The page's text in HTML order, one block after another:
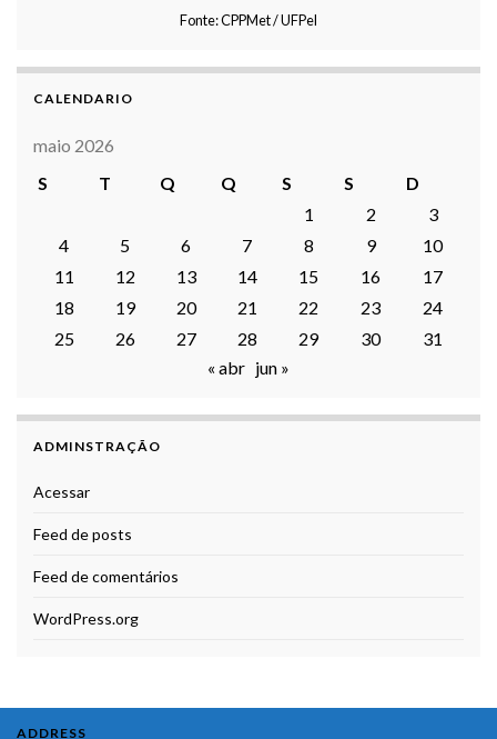
Fonte: CPPMet / UFPel
CALENDARIO
maio 2026
S
T Q Q S S
D
1
2
3
4
5 6 7 8 9
10
11
12 13 14 15 16
17
18
19 20 21 22 23
24
25
26 27 28 29 30
31
« abr jun »
ADMINSTRAÇÃO
Acessar
Feed de posts
Feed de comentários
WordPress.org
ADDRESS